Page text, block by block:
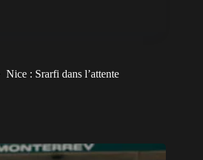
Nice : Srarfi dans l’attente